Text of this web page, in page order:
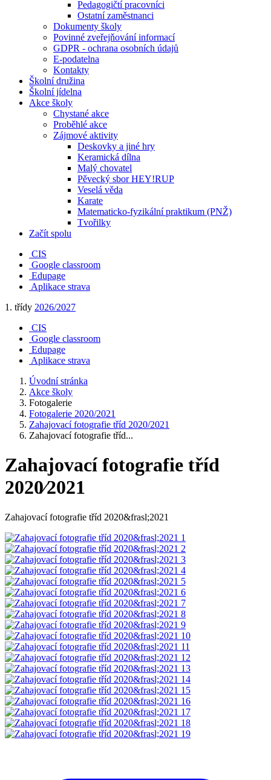
Pedagogičtí pracovníci
Ostatní zaměstnanci
Dokumenty školy
Povinné zveřejňování informací
GDPR - ochrana osobních údajů
E-podatelna
Kontakty
Školní družina
Školní jídelna
Akce školy
Chystané akce
Proběhlé akce
Zájmové aktivity
Deskovky a jiné hry
Keramická dílna
Malý chovatel
Pěvecký sbor HEY!RUP
Veselá věda
Karate
Matematicko-fyzikální praktikum (PNŽ)
Tvořilky
Začít spolu
CIS
Google classroom
Edupage
Aplikace strava
1. třídy 2026/2027
CIS
Google classroom
Edupage
Aplikace strava
Úvodní stránka
Akce školy
Fotogalerie
Fotogalerie 2020/2021
Zahajovací fotografie tříd 2020/2021
Zahajovací fotografie tříd...
Zahajovací fotografie tříd
2020⁄2021
Zahajovací fotografie tříd 2020&frasl;2021